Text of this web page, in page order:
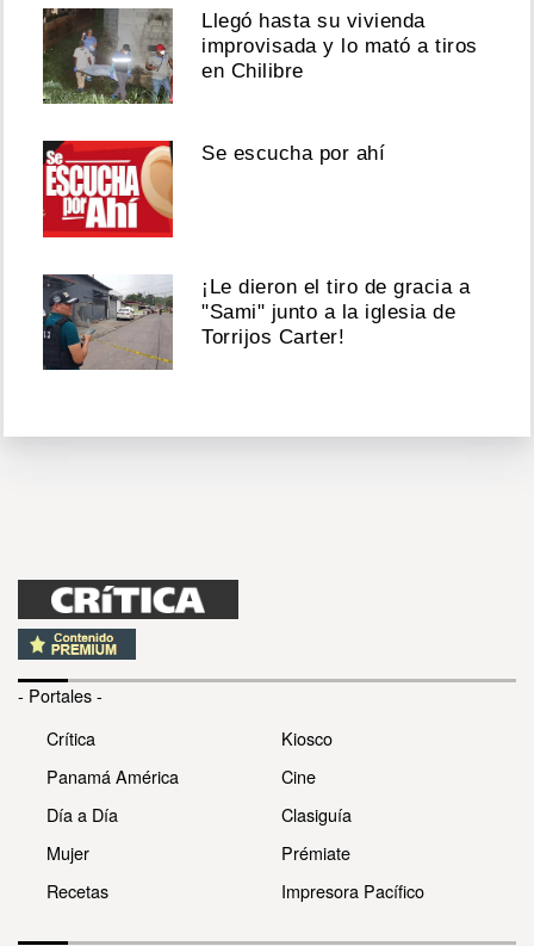
Llegó hasta su vivienda
improvisada y lo mató a tiros
en Chilibre
Se escucha por ahí
¡Le dieron el tiro de gracia a
"Sami" junto a la iglesia de
Torrijos Carter!
- Portales -
Crítica
Panamá América
Día a Día
Mujer
Recetas
Kiosco
Cine
Clasiguía
Prémiate
Impresora Pacífico